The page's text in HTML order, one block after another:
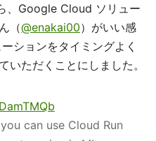
、Google Cloud ソリュー
（@enakai00）がいい感
ションをタイミングよく
いただくことにしました。
can use Cloud Run